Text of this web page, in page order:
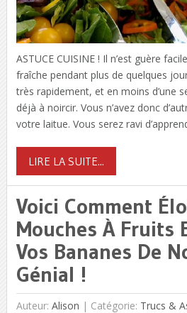
ASTUCE CUISINE ! Il n’est guère
fraîche pendant plus de quelques
très rapidement, et en moins d’une
déjà à noircir. Vous n’avez donc
votre laitue. Vous serez ravi
LIRE LA SUITE...
Voici Comment
Mouches À Fruits
Vos Bananes De
Génial !
Auteur: Alison | Catégorie: Trucs &